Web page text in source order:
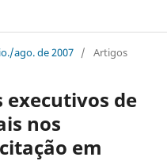
ago. de 2007 / Artigos
executivos de
nos
em